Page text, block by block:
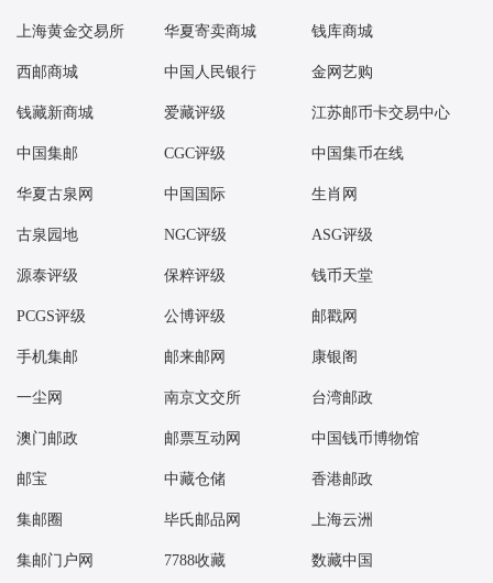
上海黄金交易所 华夏寄卖商城 钱库商城
西邮商城 中国人民银行 金网艺购
钱藏新商城 爱藏评级 江苏邮币卡交易中心
中国集邮 CGC评级 中国集币在线
华夏古泉网 中国国际 生肖网
古泉园地 NGC评级 ASG评级
源泰评级 保粹评级 钱币天堂
PCGS评级 公博评级 邮戳网
手机集邮 邮来邮网 康银阁
一尘网 南京文交所 台湾邮政
澳门邮政 邮票互动网 中国钱币博物馆
邮宝 中藏仓储 香港邮政
集邮圈 毕氏邮品网 上海云洲
集邮门户网 7788收藏 数藏中国